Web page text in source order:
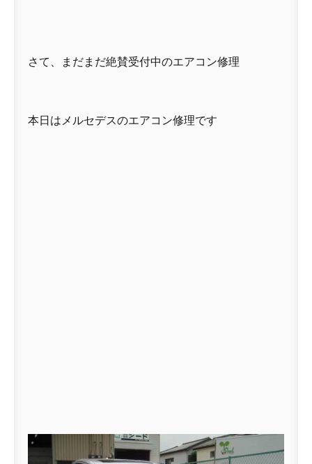
さて、まだまだ絶賛受付中のエアコン修理
本日はメルセデスのエアコン修理です